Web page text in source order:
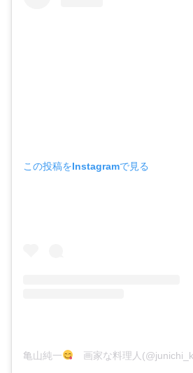
この投稿をInstagramで見る
亀山純一 画家な料理人